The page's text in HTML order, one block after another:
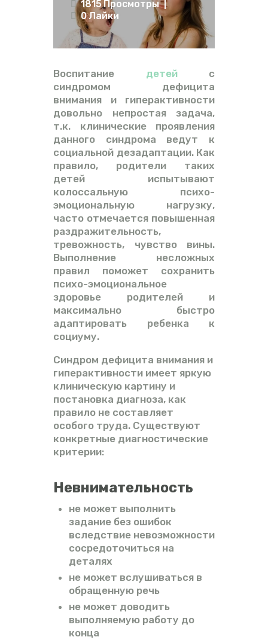
ВИДЕО
ФОРУМ
1815 Просмотры
0 Лайки
Воспитание детейс
синдромом дефицита
внимания и гиперактивности
довольно непростая задача,
т.к. клинические проявления
данного синдрома ведут к
социальной дезадаптации. Как
правило, родители таких
детей испытывают
колоссальную психо-
эмоциональную нагрузку,
часто отмечается повышенная
раздражительность,
тревожность, чувство вины.
Выполнение несложных
правил поможет сохранить
психо-эмоциональное
здоровье родителей и
максимально быстро
адаптировать ребенка к
социуму.
Синдром дефицита внимания и
гиперактивности имеет яркую
клиническую картину и
постановка диагноза, как
правило не составляет
особого труда. Существуют
конкретные диагностические
критерии:
Невнимательность
не может выполнить
задание без ошибок
вследствие невозможности
сосредоточиться на
деталях
не может вслушиваться в
обращенную речь
не может доводить
выполняемую работу до
конца